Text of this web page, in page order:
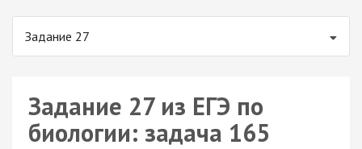
Задание 27
Задание 27 из ЕГЭ по
биологии: задача 165